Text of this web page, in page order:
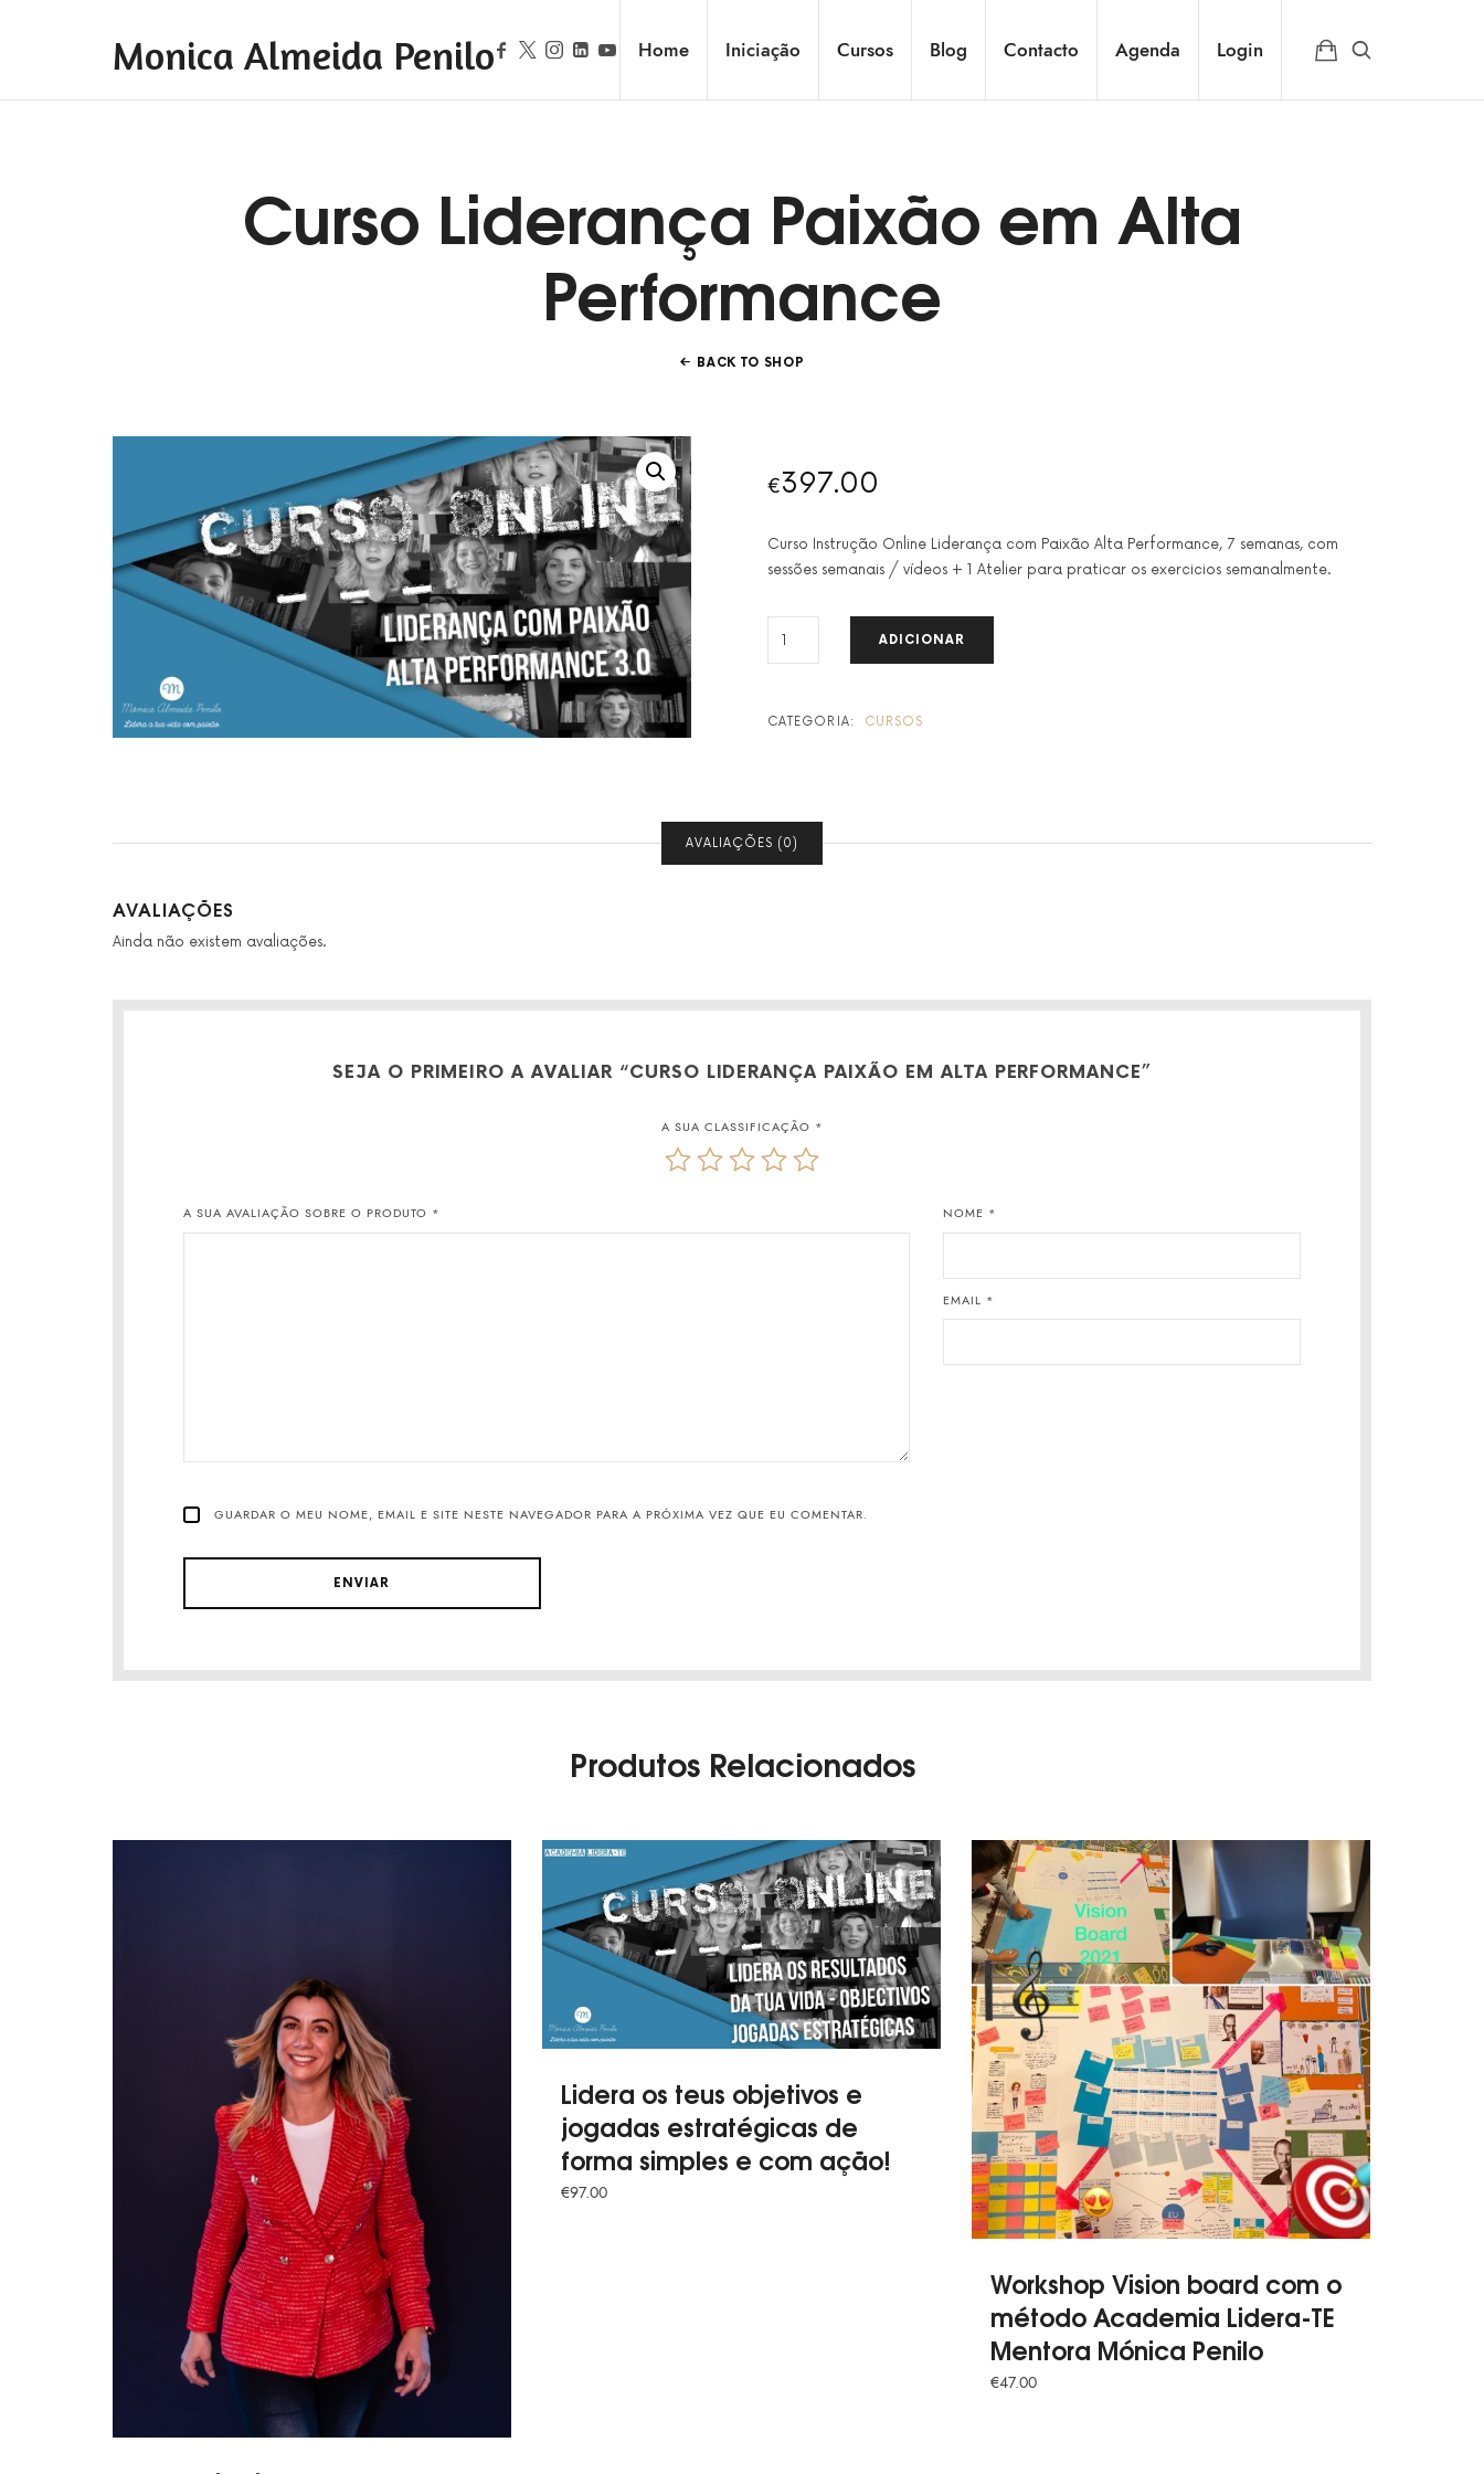
Monica Almeida Penilo
Monica Almeida Penilo Home Iniciação Cursos Blog Contacto Agenda Login
Curso Liderança Paixão em Alta
Performance
BACK TO SHOP
€397.00
Curso Instrução Online Liderança com Paixão Alta Performance, 7 semanas, com
sessões semanais / vídeos + 1 Atelier para praticar os exercicios semanalmente.
PAIXÃO
ADICIONAR
CATEGORIA: CURSOS
AVALIAÇÕES (0)
AVALIAÇÕES
Ainda não existem avaliações.
SEJA O PRIMEIRO A AVALIAR “CURSO LIDERANÇA PAIXÃO EM ALTA PERFORMANCE”
A SUA CLASSIFICAÇÃO *
A SUA AVALIAÇÃO SOBRE O PRODUTO * NOME *
EMAIL *
GUARDAR O MEU NOME, EMAIL E SITE NESTE NAVEGADOR PARA A PRÓXIMA VEZ QUE EU COMENTAR.
Produtos Relacionados
Lidera os teus objetivos e
jogadas estratégicas de
forma simples e com ação!
€97.00
Workshop Vision board com o
método Academia Lidera-TE
Mentora Mónica Penilo
€47.00